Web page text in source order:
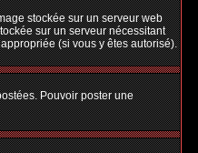
stockée sur un serveur web
sur un serveur nécessitant
(si vous y êtes autorisé).
Pouvoir poster une